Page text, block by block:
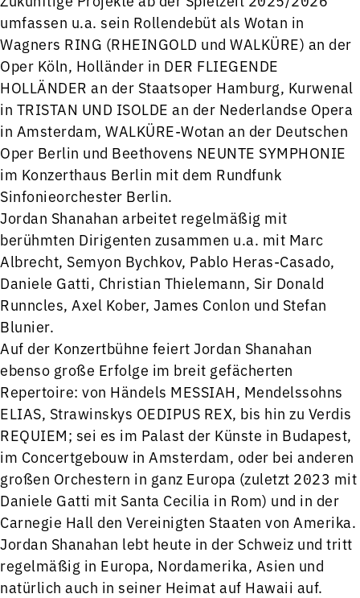
umfassen u.a. sein Rollendebüt als Wotan in
Wagners RING (RHEINGOLD und WALKÜRE) an der
Oper Köln, Holländer in DER FLIEGENDE
HOLLÄNDER an der Staatsoper Hamburg, Kurwenal
in TRISTAN UND ISOLDE an der Nederlandse Opera
in Amsterdam, WALKÜRE-Wotan an der Deutschen
Oper Berlin und Beethovens NEUNTE SYMPHONIE
im Konzerthaus Berlin mit dem Rundfunk
Sinfonieorchester Berlin.
Jordan Shanahan arbeitet regelmäßig mit
berühmten Dirigenten zusammen u.a. mit Marc
Albrecht, Semyon Bychkov, Pablo Heras-Casado,
Daniele Gatti, Christian Thielemann, Sir Donald
Runncles, Axel Kober, James Conlon und Stefan
Blunier.
Auf der Konzertbühne feiert Jordan Shanahan
ebenso große Erfolge im breit gefächerten
Repertoire: von Händels MESSIAH, Mendelssohns
ELIAS, Strawinskys OEDIPUS REX, bis hin zu Verdis
REQUIEM; sei es im Palast der Künste in Budapest,
im Concertgebouw in Amsterdam, oder bei anderen
großen Orchestern in ganz Europa (zuletzt 2023 mit
Daniele Gatti mit Santa Cecilia in Rom) und in der
Carnegie Hall den Vereinigten Staaten von Amerika.
Jordan Shanahan lebt heute in der Schweiz und tritt
regelmäßig in Europa, Nordamerika, Asien und
natürlich auch in seiner Heimat auf Hawaii auf.